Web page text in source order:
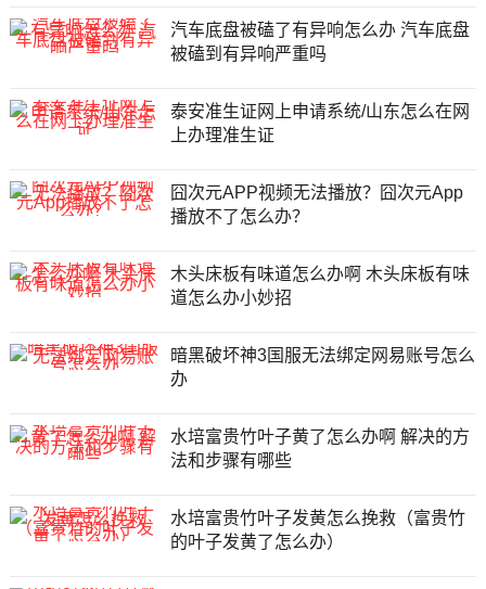
汽车底盘被磕了有异响怎么办 汽车底盘
被磕到有异响严重吗
泰安准生证网上申请系统/山东怎么在网
上办理准生证
囧次元APP视频无法播放？囧次元App
播放不了怎么办？
木头床板有味道怎么办啊 木头床板有味
道怎么办小妙招
暗黑破坏神3国服无法绑定网易账号怎么
办
水培富贵竹叶子黄了怎么办啊 解决的方
法和步骤有哪些
水培富贵竹叶子发黄怎么挽救（富贵竹
的叶子发黄了怎么办）